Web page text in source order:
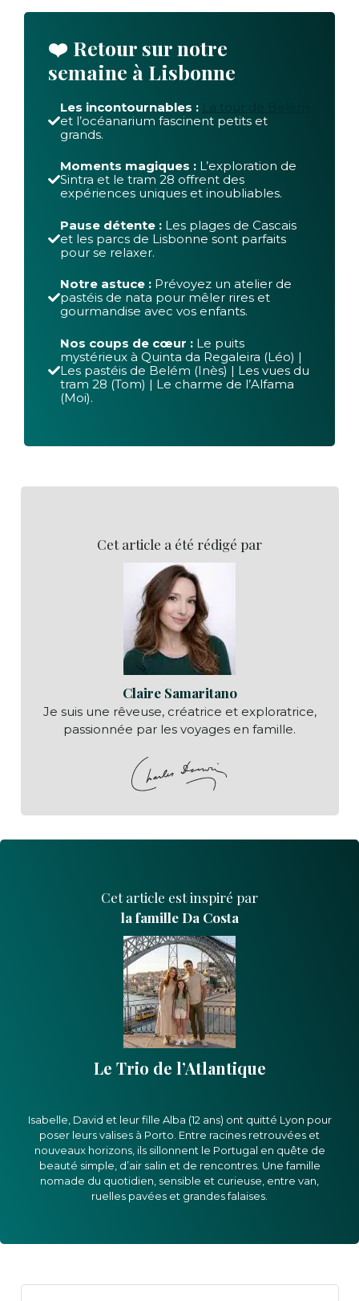
❤️ Retour sur notre
semaine à Lisbonne
Les incontournables :
et l’océanarium fascinent petits et
grands.
Moments magiques : L’exploration de
Sintra et le tram 28 offrent des
expériences uniques et inoubliables.
Pause détente : Les plages de Cascais
et les parcs de Lisbonne sont parfaits
pour se relaxer.
Notre astuce : Prévoyez un atelier de
pastéis de nata pour mêler rires et
gourmandise avec vos enfants.
Nos coups de cœur : Le puits
mystérieux à Quinta da Regaleira (Léo) |
Les pastéis de Belém (Inès) | Les vues du
tram 28 (Tom) | Le charme de l’Alfama
(Moi).
Cet article a été rédigé par
Claire Samaritano
Je suis une rêveuse, créatrice et exploratrice,
passionnée par les voyages en famille.
Cet article est inspiré par
la famille Da Costa
Le Trio de l’Atlantique
Isabelle, David et leur fille Alba (12 ans) ont quitté Lyon pour
poser leurs valises à Porto. Entre racines retrouvées et
nouveaux horizons, ils sillonnent le Portugal en quête de
beauté simple, d’air salin et de rencontres. Une famille
nomade du quotidien, sensible et curieuse, entre van,
ruelles pavées et grandes falaises.